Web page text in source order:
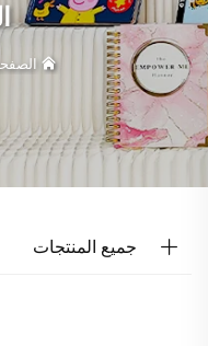
جميع المنتجات